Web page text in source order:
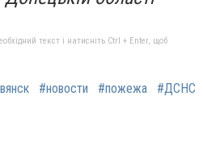
текст і натисніть Ctrl + Enter, щоб
#новости #пожежа #ДСНС